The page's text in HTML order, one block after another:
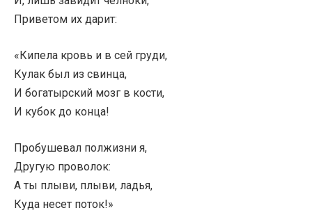
Приветом их дарит:
«Кипела кровь и в сей груди,
Кулак был из свинца,
И богатырский мозг в кости,
И кубок до конца!
Пробушевал полжизни я,
Другую проволок:
А ты плыви, плыви, ладья,
Куда несет поток!»